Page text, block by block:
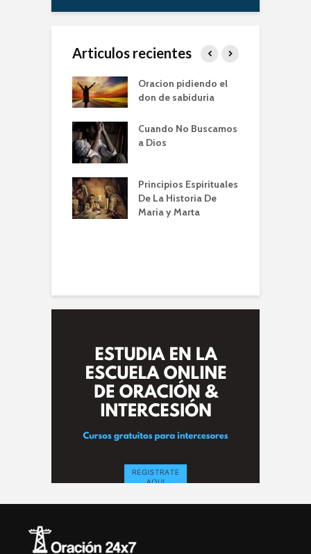
Articulos recientes
Oracion pidiendo el
don de sabiduria
Cuando No Buscamos
a Dios
Principios Espirituales
De La Historia De
Maria y Marta